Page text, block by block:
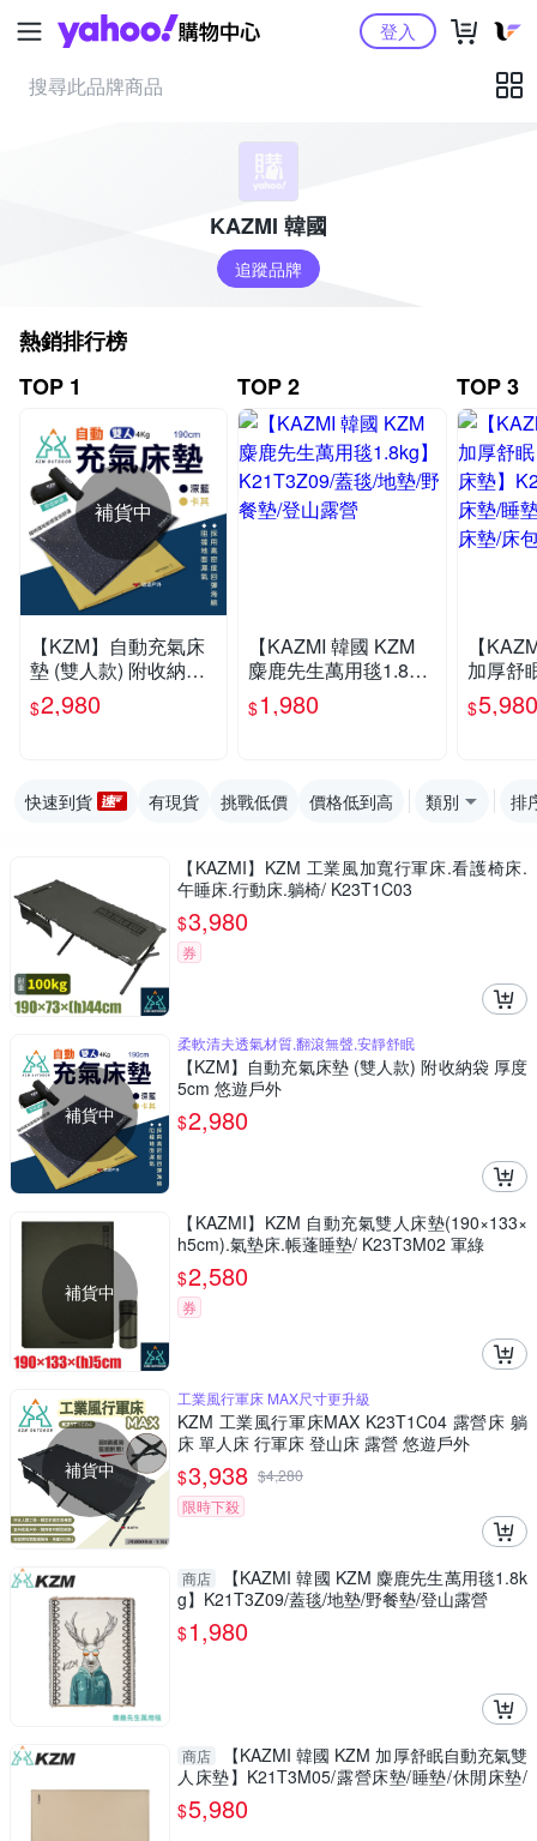
Yahoo購物中心登入
KAZMI 韓國
追蹤品牌
熱銷排行榜
TOP 1
補貨中
【KZM】自動充氣床
墊 (雙人款) 附收納袋
厚度5cm 悠遊戶外
$2,980
TOP 2
【KAZMI 韓國 KZM
麋鹿先生萬用毯1.8k
g】K21T3Z09/蓋毯/
地墊/野餐墊/登山露營
$1,980
TOP 3
【
加厚舒
人床
露營床
$5,980
快速到貨 有現貨 挑戰低價 價格低到高 類別 排
【KAZMI】KZM 工業風加寬行軍床.看護椅床.
午睡床.行動床.躺椅/ K23T1C03
$3,980
券
補貨中
柔軟清夫透氣材質,翻滾無聲,安靜舒眠
【KZM】自動充氣床墊 (雙人款) 附收納袋 厚度
5cm 悠遊戶外
$2,980
補貨中
【KAZMI】KZM 自動充氣雙人床墊(190×133×
h5cm).氣墊床.帳蓬睡墊/ K23T3M02 軍綠
$2,580
券
補貨中
工業風行軍床 MAX尺寸更升級
KZM 工業風行軍床MAX K23T1C04 露營床 躺
床 單人床 行軍床 登山床 露營 悠遊戶外
$3,938 $4,280
限時下殺
商店
【KAZMI 韓國 KZM 麋鹿先生萬用毯1.8k
g】K21T3Z09/蓋毯/地墊/野餐墊/登山露營
$1,980
商店
【KAZMI 韓國 KZM 加厚舒眠自動充氣雙
人床墊】K21T3M05/露營床墊/睡墊/休閒床墊/
充氣床墊/床包
$5,980